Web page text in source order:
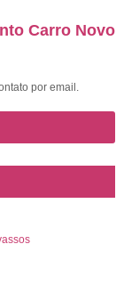
Carro Novo
por email.